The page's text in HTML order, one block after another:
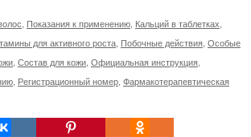
Показания к применению Кальций в таблетках
для активного роста Побочные действия Особые
Состав для кожи Официальная инструкция
Регистрационный номер Фармакотерапевтическая